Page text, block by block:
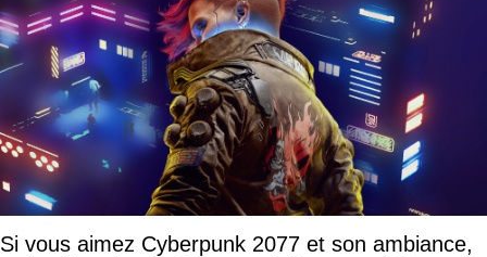
Si vous aimez Cyberpunk 2077 et son ambiance,